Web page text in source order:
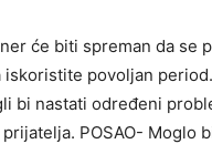
će biti spreman da se
iskoristite povoljan
bi nastati određeni
POSAO- Moglo